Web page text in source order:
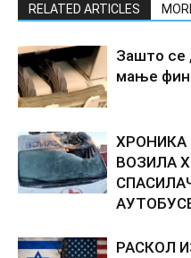
RELATED ARTICLES
Зашто се
мање
ХРОНИКА
ВОЗИЛА
РАСКОЛ